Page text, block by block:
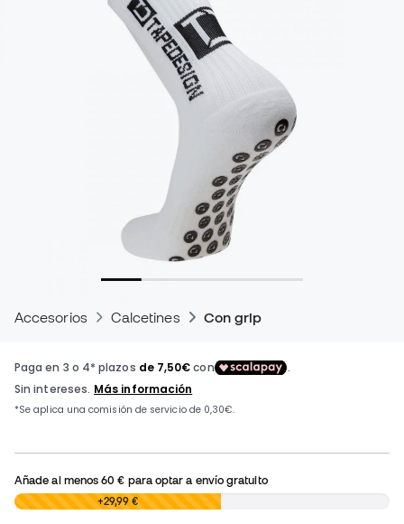
Accesorios Calcetines Con grip
Añade al menos60 € para optar a envío gratuito
0,00 € +29,99 €